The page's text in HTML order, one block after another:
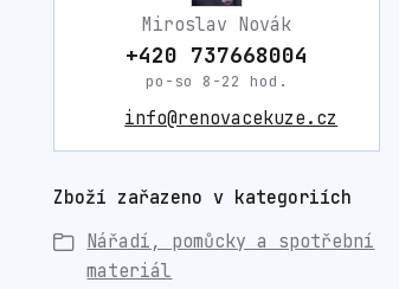
Miroslav Novák
+420 737668004
po-so 8-22 hod.
info@renovacekuze.cz
Zboží zařazeno v kategoriích
Nářadí, pomůcky a spotřební
materiál